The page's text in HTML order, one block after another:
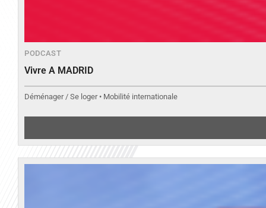
PODCAST
Vivre A MADRID
Déménager / Se loger • Mobilité internationale